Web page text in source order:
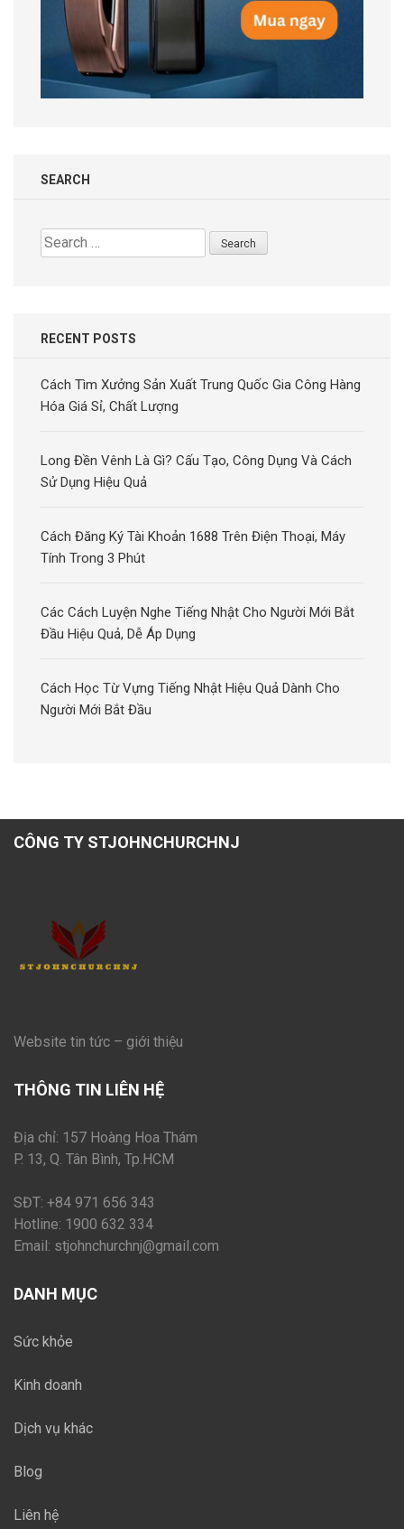
SEARCH
Search
for:
RECENT POSTS
Cách Tìm Xưởng Sản Xuất Trung Quốc Gia Công Hàng
Hóa Giá Sỉ, Chất Lượng
Long Đền Vênh Là Gì? Cấu Tạo, Công Dụng Và Cách
Sử Dụng Hiệu Quả
Cách Đăng Ký Tài Khoản 1688 Trên Điện Thoại, Máy
Tính Trong 3 Phút
Các Cách Luyện Nghe Tiếng Nhật Cho Người Mới Bắt
Đầu Hiệu Quả, Dễ Áp Dụng
Cách Học Từ Vựng Tiếng Nhật Hiệu Quả Dành Cho
Người Mới Bắt Đầu
CÔNG TY STJOHNCHURCHNJ
Website tin tức – giới thiệu
THÔNG TIN LIÊN HỆ
Địa chỉ: 157 Hoàng Hoa Thám
P. 13, Q. Tân Bình, Tp.HCM
SĐT: +84 971 656 343
Hotline: 1900 632 334
Email: stjohnchurchnj@gmail.com
DANH MỤC
Sức khỏe
Kinh doanh
Dịch vụ khác
Blog
Liên hệ